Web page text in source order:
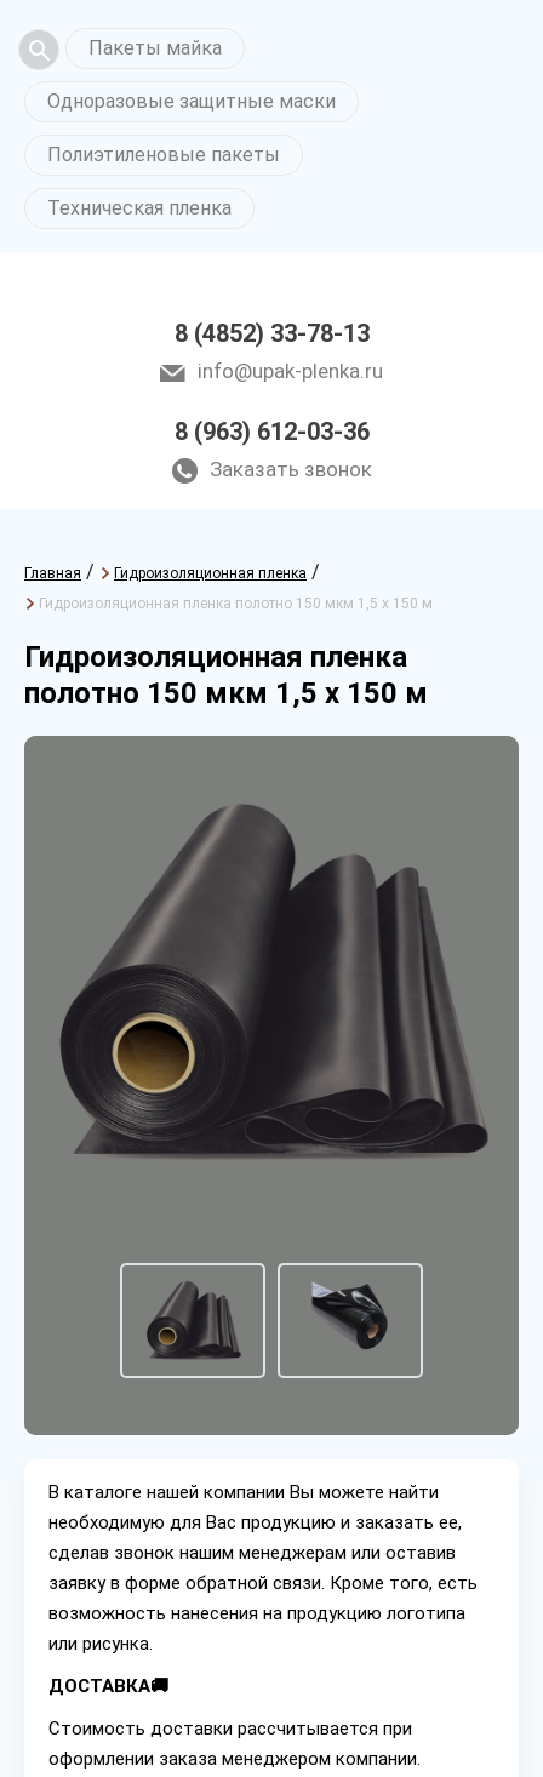
Пакеты майка
Одноразовые защитные маски
Полиэтиленовые пакеты
Техническая пленка
8 (4852) 33-78-13
info@upak-plenka.ru
8 (963) 612-03-36
Заказать звонок
Главная / Гидроизоляционная пленка /
Гидроизоляционная пленка полотно 150 мкм 1,5 х 150 м
Гидроизоляционная пленка
полотно 150 мкм 1,5 х 150 м
В каталоге нашей компании Вы можете найти
необходимую для Вас продукцию и заказать ее,
сделав звонок нашим менеджерам или оставив
заявку в форме обратной связи. Кроме того, есть
возможность нанесения на продукцию логотипа
или рисунка.
ДОСТАВКА🚚
Стоимость доставки рассчитывается при
оформлении заказа менеджером компании.